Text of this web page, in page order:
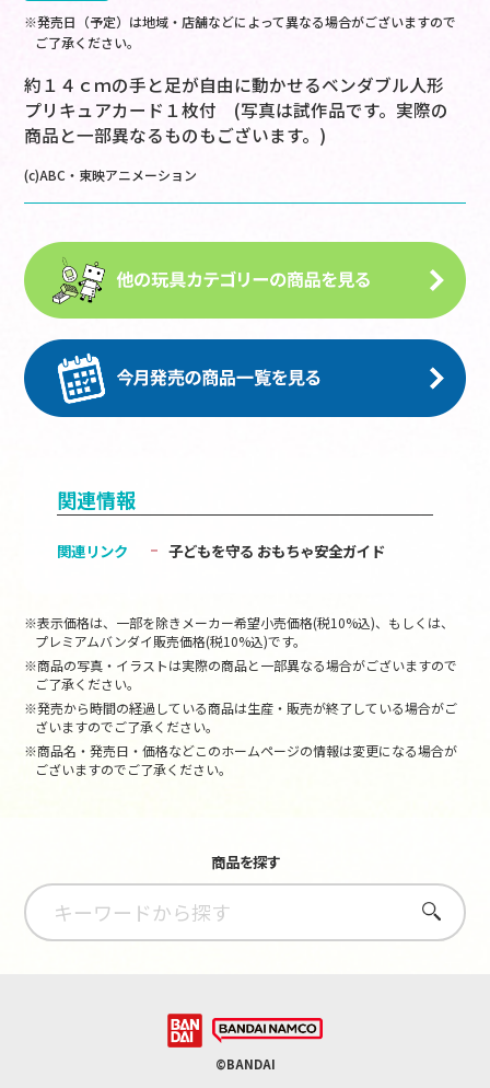
※発売日（予定）は地域・店舗などによって異なる場合がございますので
ご了承ください。
約１４ｃｍの手と足が自由に動かせるベンダブル人形
プリキュアカード１枚付 (写真は試作品です。実際の
商品と一部異なるものもございます。)
(c)ABC・東映アニメーション
関連情報
関連リンク 子どもを守る おもちゃ安全ガイド
※表示価格は、一部を除きメーカー希望小売価格(税10%込)、もしくは、
プレミアムバンダイ販売価格(税10%込)です。
※商品の写真・イラストは実際の商品と一部異なる場合がございますので
ご了承ください。
※発売から時間の経過している商品は生産・販売が終了している場合がご
ざいますのでご了承ください。
※商品名・発売日・価格などこのホームページの情報は変更になる場合が
ございますのでご了承ください。
商品を探す
さがす
©BANDAI